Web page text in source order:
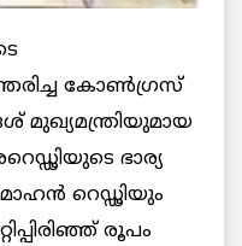
കോണ്‍ഗ്രസ്
മുഖ്യമന്ത്രിയുമായ
ഭാര്യ
റെഡ്ഢിയും
രൂപം